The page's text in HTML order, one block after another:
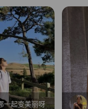
清贵风，大数据说你很有审美